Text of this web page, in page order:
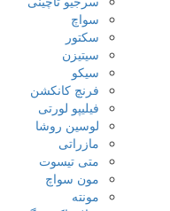
سواچ
سکتور
سیتیزن
سیکو
فرنچ کانکشن
فیلیپو لورتی
لوسین روشا
مازراتی
متی تیسوت
مون سواچ
مونته